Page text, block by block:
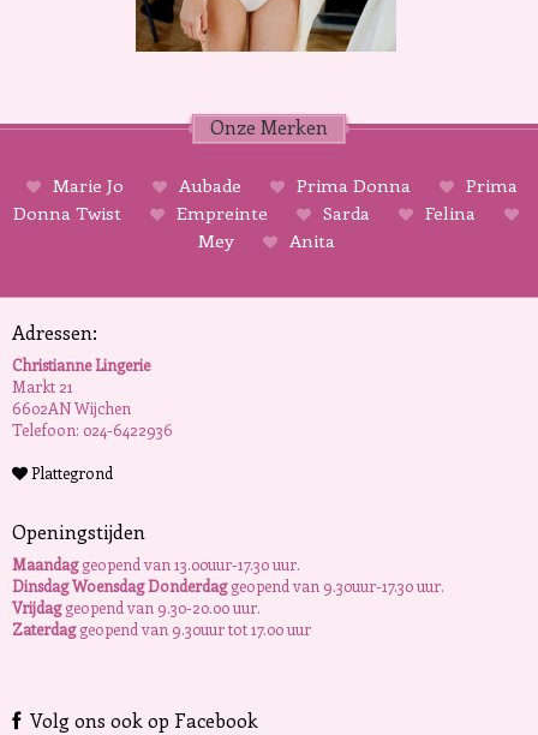
Onze Merken
Marie Jo Aubade Prima Donna
Prima
Donna Twist
Empreinte Sarda
Felina
Mey
Anita
Adressen:
Christianne Lingerie
Markt 21
6602AN Wijchen
Telefoon: 024-6422936
Plattegrond
Openingstijden
Maandaggeopend van 13.00uur-17.30 uur.
Dinsdag Woensdag Donderdaggeopend van 9.30uur-17.30 uur.
Vrijdaggeopend van 9.30-20.00 uur.
Zaterdaggeopend van 9.30uur tot 17.00 uur
Volg ons ook op Facebook